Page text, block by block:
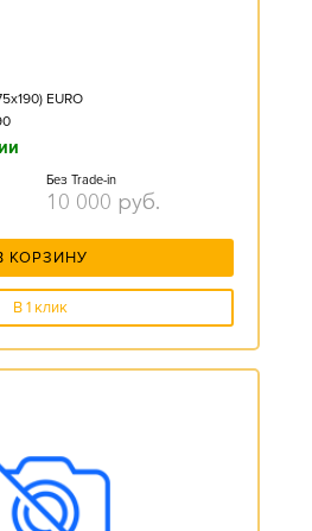
EURO
Без Trade-in
10 000 руб.
КОРЗИНУ
В 1 клик